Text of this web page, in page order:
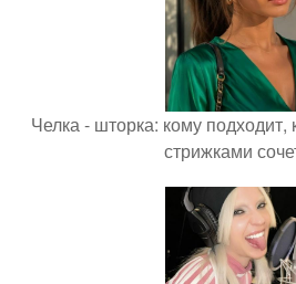
Челка - шторка: кому подходит,
стрижками